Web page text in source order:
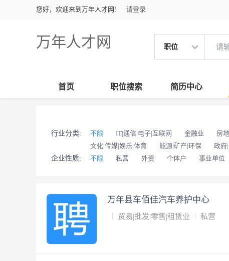
您好，欢迎来到万年人才网！ 请登录
万年人才网 职位
首页 职位搜索 简历中心
行业分类: 不限 IT|通信|电子|互联网 金融业 房
文化|传媒|娱乐|体育
能源|矿产|环保 政府
企业性质:
不限 私营 外资 个体户 事业单位
万年县车佰佳汽车养护中心
贸易|批发|零售|租赁业 私营